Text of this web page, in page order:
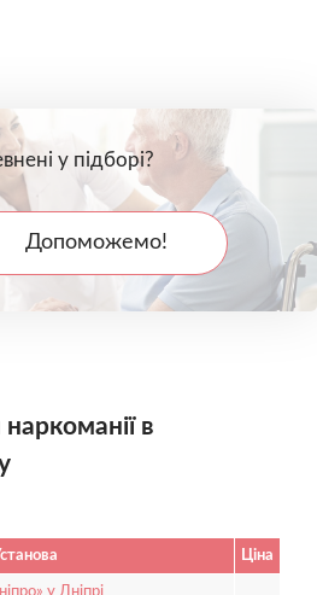
у підборі?
Допоможемо!
в
Ціна